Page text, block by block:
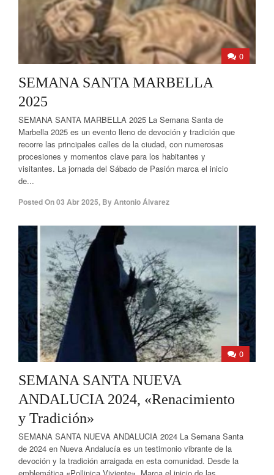
0
SEMANA SANTA MARBELLA
2025
SEMANA SANTA MARBELLA 2025 La Semana Santa de
Marbella 2025 es un evento lleno de devoción y tradición que
recorre las principales calles de la ciudad, con numerosas
procesiones y momentos clave para los habitantes y
visitantes. La jornada del Sábado de Pasión marca el inicio
de...
Posted On03 Abr 2025, ByAntonio Álvarez
0
SEMANA SANTA NUEVA
ANDALUCIA 2024, «Renacimiento
y Tradición»
SEMANA SANTA NUEVA ANDALUCIA 2024 La Semana Santa
de 2024 en Nueva Andalucía es un testimonio vibrante de la
devoción y la tradición arraigada en esta comunidad. Desde la